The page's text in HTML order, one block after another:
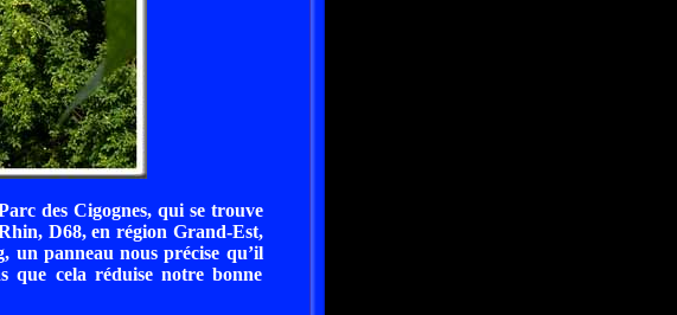
des Cigognes, qui se trouve
D68, en région Grand-Est,
un panneau nous précise qu’il
que cela réduise notre bonne